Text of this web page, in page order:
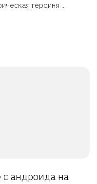
героиня ...
андроида на